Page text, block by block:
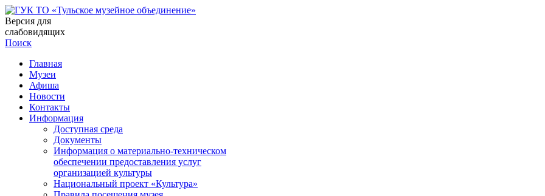
Версия для
слабовидящих
Поиск
Главная
Музеи
Афиша
Новости
Контакты
Информация
Доступная среда
Документы
Информация о материально-техническом
обеспечении предоставления услуг
организацией культуры
Национальный проект «Культура»